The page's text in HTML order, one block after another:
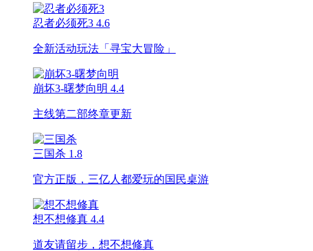
忍者必须死3 4.6
全新活动玩法「寻宝大冒险」
崩坏3-曙梦向明 4.4
主线第二部终章更新
三国杀 1.8
官方正版，三亿人都爱玩的国民桌游
想不想修真 4.4
道友请留步，想不想修真